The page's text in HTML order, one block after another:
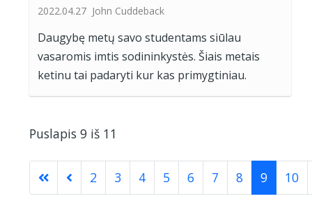
2022.04.27 John Cuddeback
Daugybę metų savo studentams siūlau
vasaromis imtis sodininkystės. Šiais metais
ketinu tai padaryti kur kas primygtiniau.
Puslapis 9 iš 11
2 3 4 5 6 7 8 9 10